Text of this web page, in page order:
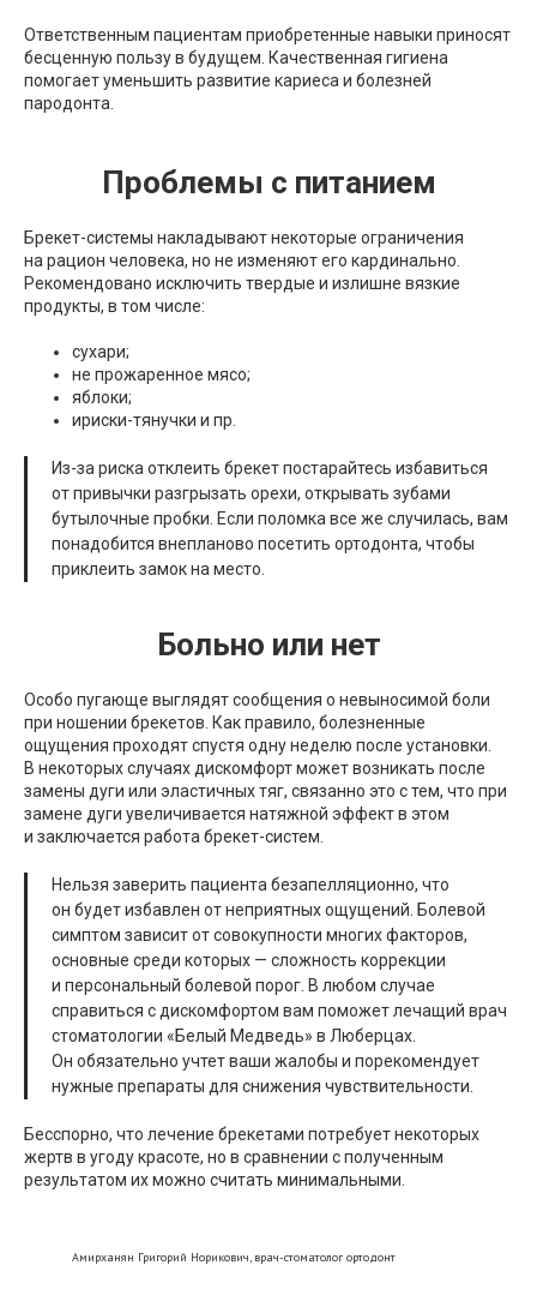
Ответственным пациентам приобретенные навыки приносят
бесценную пользу в будущем. Качественная гигиена
помогает уменьшить развитие кариеса и болезней
пародонта.
Проблемы с питанием
Брекет-системы накладывают некоторые ограничения
на рацион человека, но не изменяют его кардинально.
Рекомендовано исключить твердые и излишне вязкие
продукты, в том числе:
сухари;
не прожаренное мясо;
яблоки;
ириски-тянучки и пр.
Из-за риска отклеить брекет постарайтесь избавиться
от привычки разгрызать орехи, открывать зубами
бутылочные пробки. Если поломка все же случилась, вам
понадобится внепланово посетить ортодонта, чтобы
приклеить замок на место.
Больно или нет
Особо пугающе выглядят сообщения о невыносимой боли
при ношении брекетов. Как правило, болезненные
ощущения проходят спустя одну неделю после установки.
В некоторых случаях дискомфорт может возникать после
замены дуги или эластичных тяг, связанно это с тем, что при
замене дуги увеличивается натяжной эффект в этом
и заключается работа брекет-систем.
Нельзя заверить пациента безапелляционно, что
он будет избавлен от неприятных ощущений. Болевой
симптом зависит от совокупности многих факторов,
основные среди которых — сложность коррекции
и персональный болевой порог. В любом случае
справиться с дискомфортом вам поможет лечащий врач
стоматологии «Белый Медведь» в Люберцах.
Он обязательно учтет ваши жалобы и порекомендует
нужные препараты для снижения чувствительности.
Бесспорно, что лечение брекетами потребует некоторых
жертв в угоду красоте, но в сравнении с полученным
результатом их можно считать минимальными.
Амирханян Григорий Норикович, врач-стоматолог ортодонт